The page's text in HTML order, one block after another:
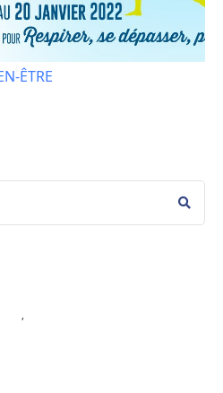
ÊTRE
,